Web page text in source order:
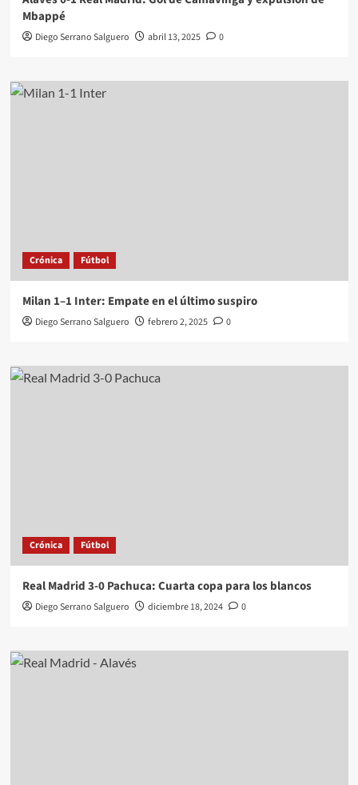
Mbappé
Diego Serrano Salguero abril 13, 2025 0
Crónica Fútbol
Milan 1–1 Inter: Empate en el último suspiro
Diego Serrano Salguero febrero 2, 2025 0
Crónica Fútbol
Real Madrid 3-0 Pachuca: Cuarta copa para los blancos
Diego Serrano Salguero diciembre 18, 2024 0